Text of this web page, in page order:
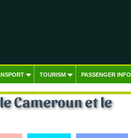
TOURISM PASSENGER INFO
Cameroun et le